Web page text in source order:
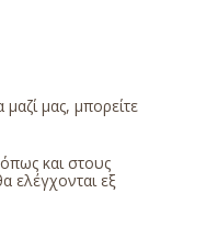
μας, μπορείτε
και στους
ελέγχονται εξ